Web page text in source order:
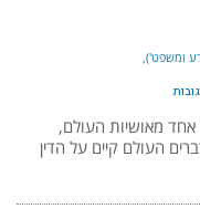
ומשפט')
מאושיות העולם,
העולם קיים על הדין